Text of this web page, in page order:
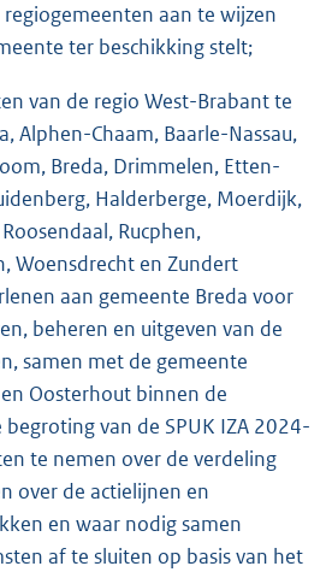
aan te wijzen
ter beschikking stelt;
van de regio West-Brabant te
Alphen-Chaam, Baarle-Nassau,
Breda, Drimmelen, Etten-
Halderberge, Moerdijk,
Rucphen,
Woensdrecht en Zundert
aan gemeente Breda voor
beheren en uitgeven van de
samen met de gemeente
Oosterhout binnen de
begroting van de SPUK IZA 2024-
te nemen over de verdeling
over de actielijnen en
en waar nodig samen
af te sluiten op basis van het